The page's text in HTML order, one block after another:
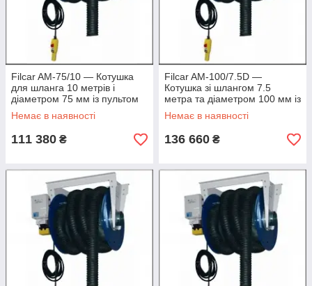
Filcar AM-75/10 — Котушка
для шланга 10 метрів і
діаметром 75 мм із пультом
Д/К
Немає в наявності
111 380 ₴
Filcar AM-100/7.5D —
Котушка зі шлангом 7.5
метра та діаметром 100 мм із
пультом
Немає в наявності
136 660 ₴